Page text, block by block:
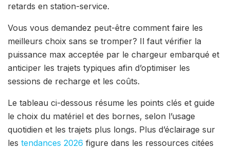
retards en station-service.
Vous vous demandez peut-être comment faire les
meilleurs choix sans se tromper? Il faut vérifier la
puissance max acceptée par le chargeur embarqué et
anticiper les trajets typiques afin d’optimiser les
sessions de recharge et les coûts.
Le tableau ci-dessous résume les points clés et guide
le choix du matériel et des bornes, selon l’usage
quotidien et les trajets plus longs. Plus d’éclairage sur
les tendances 2026 figure dans les ressources citées